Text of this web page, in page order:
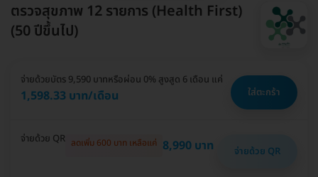
ตรวจสุขภาพ 12 รายการ (Health First)
(50 ปีขึ้นไป)
จ่ายด้วยบัตร 9,590 บาทหรือผ่อน 0% สูงสูด 6 เดือน แค่
1,598.33 บาท/เดือน ใส่ตะกร้า
จ่ายด้วย QR ลดเพิ่ม 600 บาท เหลือแค่ 8,990 บาท จ่ายด้วย QR